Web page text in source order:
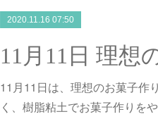
2020.11.16 07:50
11月11日 理
11月11日は、理想のお菓子作
く、樹脂粘土でお菓子作りを